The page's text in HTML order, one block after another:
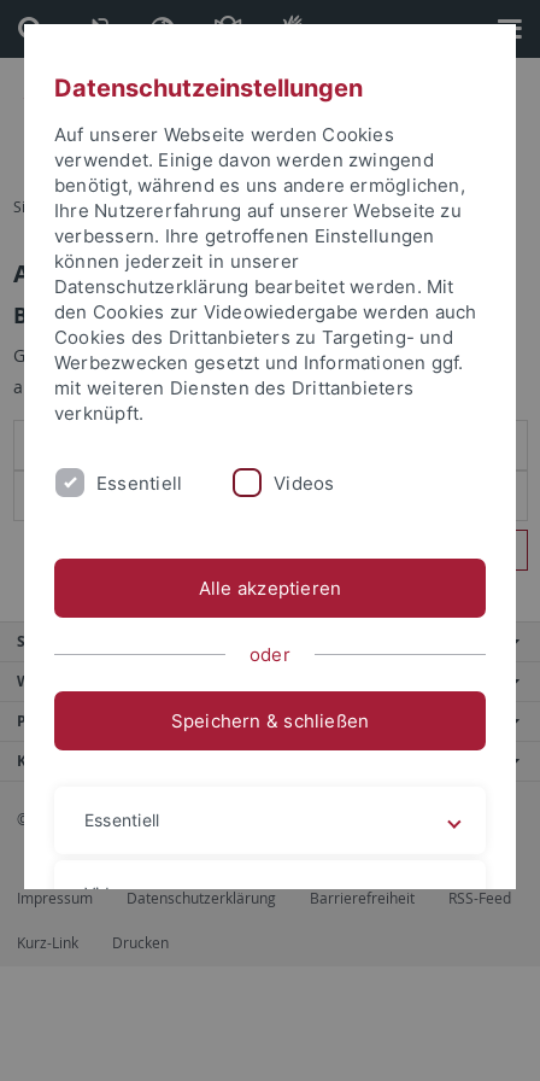
Direkt
zum
Inhalt
Direkt
zur
Fußleiste
Sie sind hier: Startseite
Anmelden
Benutzeranmeldung
Geben Sie Ihren Benutzernamen und Ihr Passwort an um sich
anzumelden:
Service
Weitere Angebote
Portale
Kontaktinfo
© 2026 Eberhard Karls Universität Tübingen, Tübingen
Impressum Datenschutzerklärung Barrierefreiheit RSS-Feed
Kurz-Link Drucken
Datenschutzeinstellungen
Auf unserer Webseite werden Cookies
verwendet. Einige davon werden zwingend
benötigt, während es uns andere ermöglichen,
Ihre Nutzererfahrung auf unserer Webseite zu
verbessern. Ihre getroffenen Einstellungen
können jederzeit in unserer
Datenschutzerklärung bearbeitet werden. Mit
den Cookies zur Videowiedergabe werden auch
Cookies des Drittanbieters zu Targeting- und
Werbezwecken gesetzt und Informationen ggf.
mit weiteren Diensten des Drittanbieters
verknüpft.
Essentiell Videos
Alle akzeptieren
oder
Speichern & schließen
Essentiell
Videos